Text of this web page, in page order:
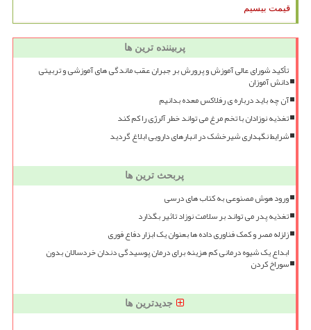
قیمت بیسیم
پربیننده ترین ها
تأکید شورای عالی آموزش و پرورش بر جبران عقب ماندگی های آموزشی و تربیتی
دانش آموزان
آن چه باید درباره ی رفلاکس معده بدانیم
تغذیه نوزادان با تخم مرغ می تواند خطر آلرژی را کم کند
شرایط نگهداری شیرخشک در انبارهای دارویی ابلاغ گردید
پربحث ترین ها
ورود هوش مصنوعی به کتاب های درسی
تغذیه پدر می تواند بر سلامت نوزاد تاثیر بگذارد
زلزله مصر و کمک فناوری داده ها بعنوان یک ابزار دفاع فوری
ابداع یک شیوه درمانی کم هزینه برای درمان پوسیدگی دندان خردسالان بدون
سوراخ کردن
جدیدترین ها